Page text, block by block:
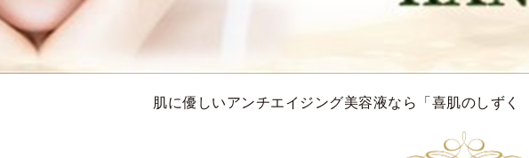
肌に優しいアンチエイジング美容液なら「喜肌のしず